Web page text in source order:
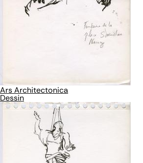
Ars Architectonica
Dessin